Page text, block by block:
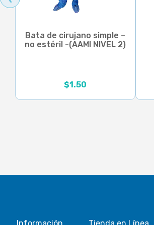
Bata de cirujano simple –
no estéril -(AAMI NIVEL 2)
$1.50